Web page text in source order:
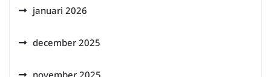
januari 2026
december 2025